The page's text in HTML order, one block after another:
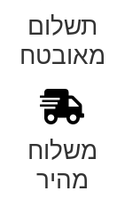
תשלום
מאובטח
משלוח
מהיר